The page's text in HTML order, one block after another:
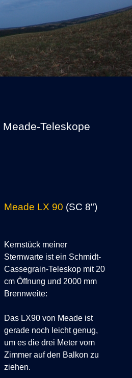
Teleskope
Meade LX 90 (SC 8")
Kernstück meiner
Sternwarte ist ein Schmidt-
Cassegrain-Teleskop mit 20
cm Öffnung und 2000 mm
Brennweite:
Das LX90 von Meade ist
gerade noch leicht genug,
um es die drei Meter vom
Zimmer auf den Balkon zu
ziehen.